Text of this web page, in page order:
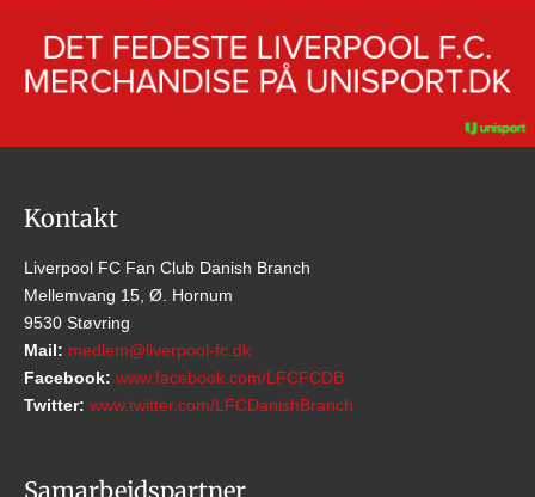
Kontakt
Liverpool FC Fan Club Danish Branch
Mellemvang 15, Ø. Hornum
9530 Støvring
Mail: medlem@liverpool-fc.dk
Facebook: www.facebook.com/LFCFCDB
Twitter: www.twitter.com/LFCDanishBranch
Samarbejdspartner